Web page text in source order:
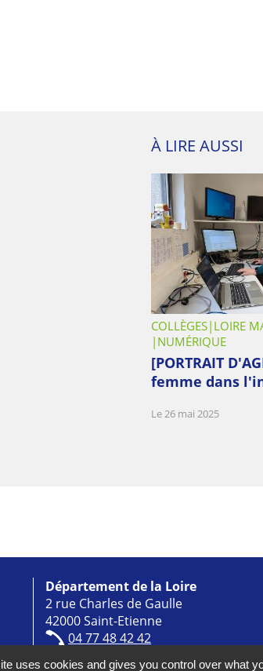
À LIRE AUSSI
COLLÈGES LOIRE
NUMÉRIQUE
[PORTRAIT
femme dans
Le 26 mai 2025
Département de la Loire
2 rue Charles de Gaulle
42000 Saint-Etienne
04 77 48 42 42
info@loire.fr
uses cookies and gives you control over what